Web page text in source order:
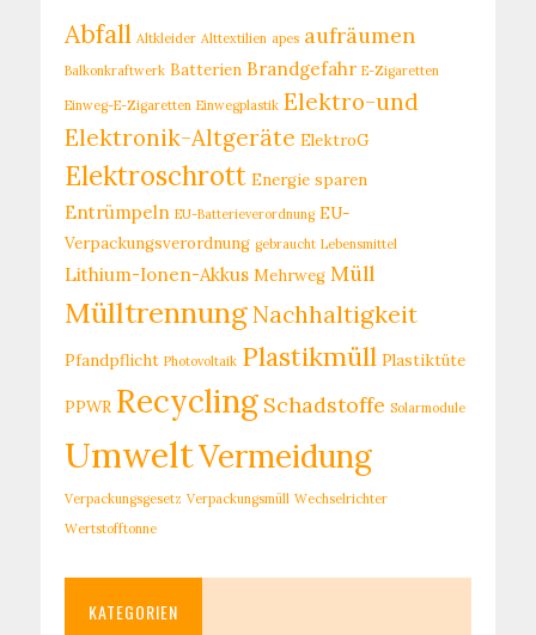
Abfall Altkleider Alttextilien apes aufräumen
Balkonkraftwerk Batterien Brandgefahr E-Zigaretten
Einweg-E-Zigaretten Einwegplastik Elektro-und
Elektronik-Altgeräte ElektroG
Elektroschrott Energie sparen
Entrümpeln EU-Batterieverordnung EU-
Verpackungsverordnung gebraucht Lebensmittel
Lithium-Ionen-Akkus Mehrweg Müll
MülltrennungNachhaltigkeit
Pfandpflicht Photovoltaik Plastikmüll Plastiktüte
PPWR Recycling Schadstoffe Solarmodule
UmweltVermeidung
Verpackungsgesetz Verpackungsmüll Wechselrichter
Wertstofftonne
KATEGORIEN